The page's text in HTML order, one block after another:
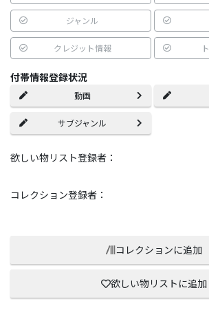
ジャンル
クレジット情報
付帯情報登録状況
動画
サブジャンル
欲しい物リスト登録者：
コレクション登録者：
コレクションに追加
欲しい物リストに追加